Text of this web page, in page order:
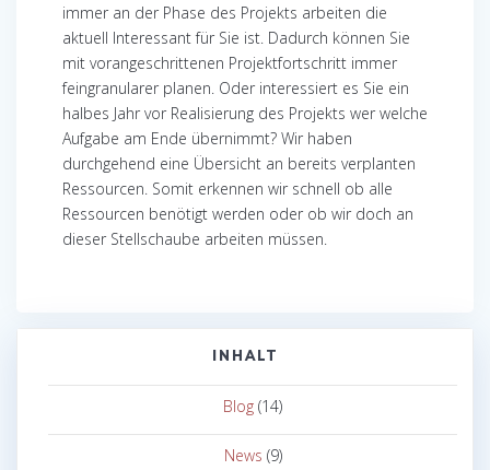
immer an der Phase des Projekts arbeiten die
aktuell Interessant für Sie ist. Dadurch können Sie
mit vorangeschrittenen Projektfortschritt immer
feingranularer planen. Oder interessiert es Sie ein
halbes Jahr vor Realisierung des Projekts wer welche
Aufgabe am Ende übernimmt? Wir haben
durchgehend eine Übersicht an bereits verplanten
Ressourcen. Somit erkennen wir schnell ob alle
Ressourcen benötigt werden oder ob wir doch an
dieser Stellschaube arbeiten müssen.
INHALT
Blog (14)
News (9)